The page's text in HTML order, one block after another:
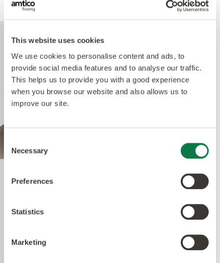
This website uses cookies
We use cookies to personalise content and ads, to
provide social media features and to analyse our traffic.
This helps us to provide you with a good experience
when you browse our website and also allows us to
improve our site.
Selection
Necessary
Preferences
Statistics
Marketing
Quantum Guard Elite
Die Krönung unseres Multiple Performance